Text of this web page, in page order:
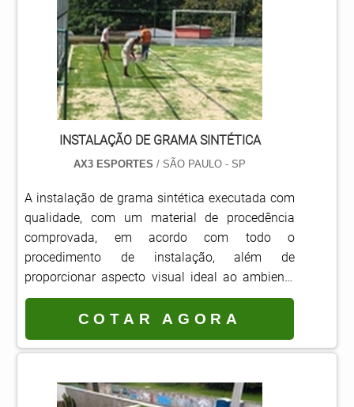
seus clientes.Além disso, o comprador também
deve observar as recomendações da em.
INSTALAÇÃO DE GRAMA SINTÉTICA
AX3 ESPORTES / SÃO PAULO - SP
A instalação de grama sintética executada com
qualidade, com um material de procedência
comprovada, em acordo com todo o
procedimento de instalação, além de
proporcionar aspecto visual ideal ao ambiente
em questão, também possibilita um melhor
desempenho das atividades, por exemplo, a
prática de esportes.Assim, é fato que se avalie
onde encontrar profissionais adequados e
instalação residencial paisagista ou para
COTAR AGORA